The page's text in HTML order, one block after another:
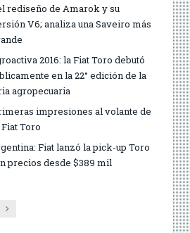
rediseño de Amarok y su
V6; analiza una Saveiro más
2016: la Fiat Toro debutó
en la 22° edición de la
agropecuaria
impresiones al volante de
Toro
Fiat lanzó la pick-up Toro
precios desde $389 mil
Siguiente